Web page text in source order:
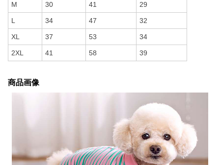
M 30 41 29
L 34 47 32
XL 37 53 34
2XL 41 58 39
商品画像